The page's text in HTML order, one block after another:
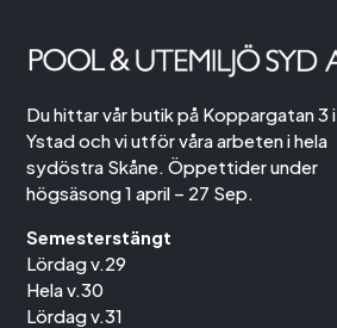
Du hittar vår butik på Koppargatan 3 i
Ystad och vi utför våra arbeten i hela
sydöstra Skåne. Öppettider under
högsäsong 1 april – 27 Sep.
Semesterstängt
Lördag v.29
Hela v.30
Lördag v.31